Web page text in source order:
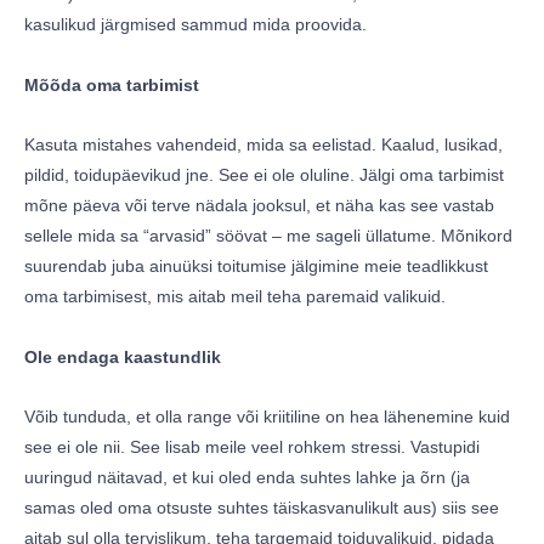
kasulikud järgmised sammud mida proovida.
Mõõda oma tarbimist
Kasuta mistahes vahendeid, mida sa eelistad. Kaalud, lusikad,
pildid, toidupäevikud jne. See ei ole oluline. Jälgi oma tarbimist
mõne päeva või terve nädala jooksul, et näha kas see vastab
sellele mida sa “arvasid” söövat – me sageli üllatume. Mõnikord
suurendab juba ainuüksi toitumise jälgimine meie teadlikkust
oma tarbimisest, mis aitab meil teha paremaid valikuid.
Ole endaga kaastundlik
Võib tunduda, et olla range või kriitiline on hea lähenemine kuid
see ei ole nii. See lisab meile veel rohkem stressi. Vastupidi
uuringud näitavad, et kui oled enda suhtes lahke ja õrn (ja
samas oled oma otsuste suhtes täiskasvanulikult aus) siis see
aitab sul olla tervislikum, teha targemaid toiduvalikuid, pidada